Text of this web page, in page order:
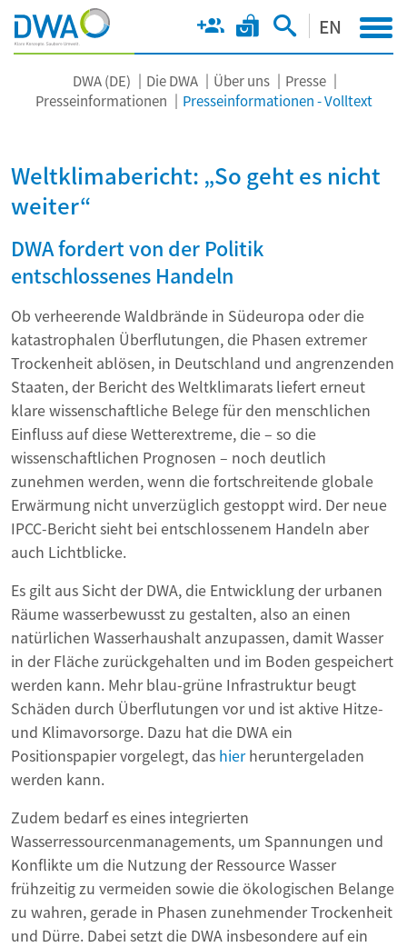
EN
DWA (DE) Die DWA Über uns
Presse
Presseinformationen
Presseinformationen - Volltext
Weltklimabericht: „So geht es nicht
weiter“
DWA fordert von der Politik
entschlossenes Handeln
Ob verheerende Waldbrände in Südeuropa oder die
katastrophalen Überflutungen, die Phasen extremer
Trockenheit ablösen, in Deutschland und angrenzenden
Staaten, der Bericht des Weltklimarats liefert erneut
klare wissenschaftliche Belege für den menschlichen
Einfluss auf diese Wetterextreme, die – so die
wissenschaftlichen Prognosen – noch deutlich
zunehmen werden, wenn die fortschreitende globale
Erwärmung nicht unverzüglich gestoppt wird. Der neue
IPCC-Bericht sieht bei entschlossenem Handeln aber
auch Lichtblicke.
Es gilt aus Sicht der DWA, die Entwicklung der urbanen
Räume wasserbewusst zu gestalten, also an einen
natürlichen Wasserhaushalt anzupassen, damit Wasser
in der Fläche zurückgehalten und im Boden gespeichert
werden kann. Mehr blau-grüne Infrastruktur beugt
Schäden durch Überflutungen vor und ist aktive Hitze-
und Klimavorsorge. Dazu hat die DWA ein
Positionspapier vorgelegt, das hierheruntergeladen
werden kann.
Zudem bedarf es eines integrierten
Wasserressourcenmanagements, um Spannungen und
Konflikte um die Nutzung der Ressource Wasser
frühzeitig zu vermeiden sowie die ökologischen Belange
zu wahren, gerade in Phasen zunehmender Trockenheit
und Dürre. Dabei setzt die DWA insbesondere auf ein